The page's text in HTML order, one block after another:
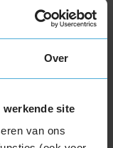
Over
werkende site
van ons